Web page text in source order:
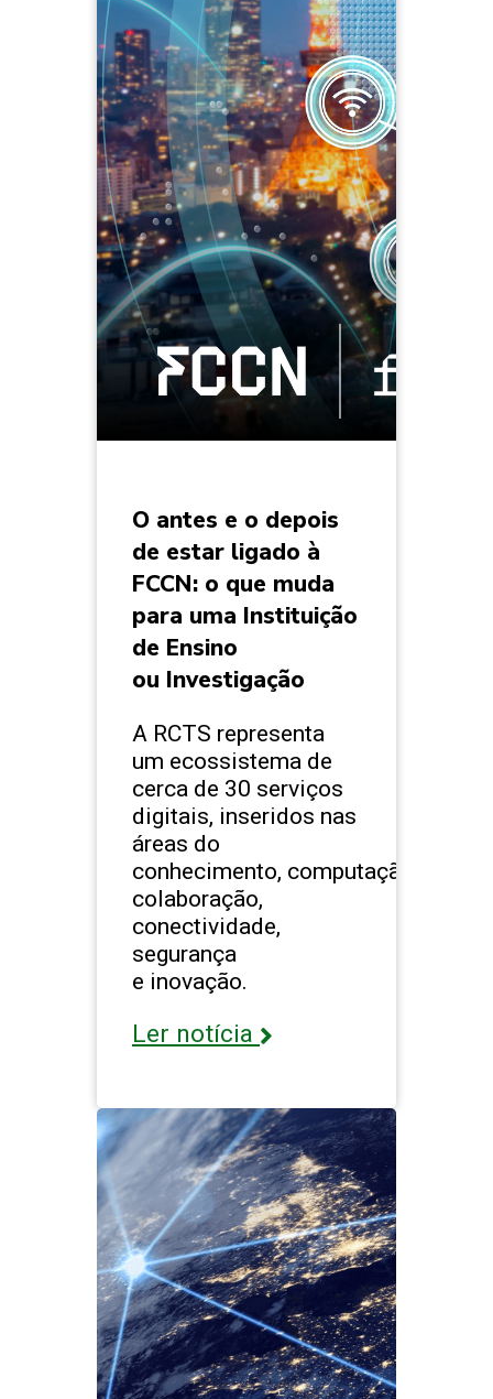
O antes e o depois
de estar ligado à
FCCN: o que muda
para uma Instituição
de Ensino
ou Investigação
A RCTS representa
um ecossistema de
cerca de 30 serviços
digitais, inseridos nas
áreas do
conhecimento, computação,
colaboração,
conectividade,
segurança
e inovação.
Ler notícia